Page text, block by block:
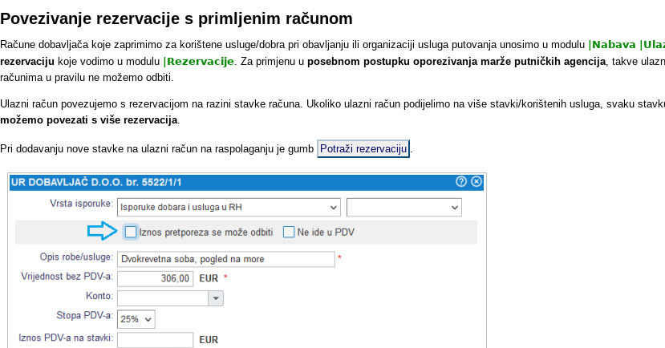
Povezivanje rezervacije s primljenim računom
Račune dobavljača koje zaprimimo za korištene usluge/dobra pri obavljanju ili organizaciji usluga putovanja unosimo u modulu Nabava
rezervaciju koje vodimo u modulu Rezervacije. Za primjenu u posebnom postupku oporezivanja marže putničkih agencija, takve
računima u pravilu ne možemo odbiti.
Ulazni račun povezujemo s rezervacijom na razini stavke računa. Ukoliko ulazni račun podijelimo na više stavki/korištenih usluga, svaku
možemo povezati s više rezervacija.
Pri dodavanju nove stavke na ulazni račun na raspolaganju je gumb Potraži rezervaciju .